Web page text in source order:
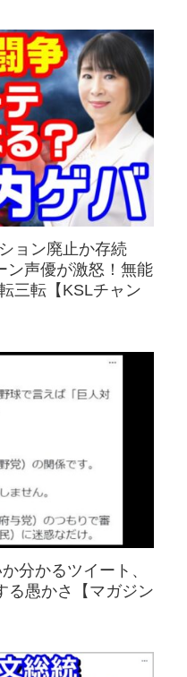
ョン廃止か存続
ン声優が激怒！無能
三転【KSLチャン
分かるツイート、
る愚かさ【マガジン